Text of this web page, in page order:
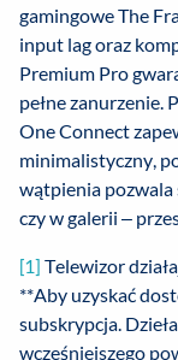
gamingowe The
input lag oraz
Premium Pro
pełne zanurzenie.
One Connect
minimalistyczny,
wątpienia
czy w galerii –
[1] Telewizor
**Aby uzyskać
subskrypcja.
wcześniejszego